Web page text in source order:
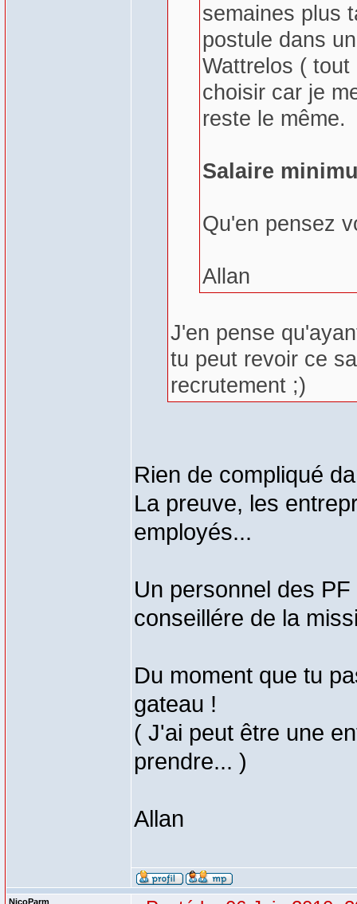
semaines plus
postule dans
Wattrelos (
choisir car je
reste le même.
Salaire
Qu'en pensez
Allan
J'en pense
tu peut revoir ce
recrutement ;)
Rien de compliqué
La preuve, les
employés...
Un personnel des
conseillére de la
Du moment que tu
gateau !
( J'ai peut être une
prendre... )
Allan
NicoParm